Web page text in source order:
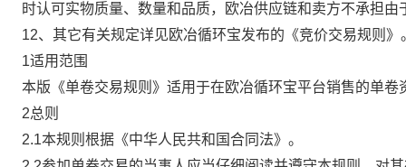
时认可实物质量、数量和品质，欧冶供应链和卖方不承担由
12、其它有关规定详见欧冶循环宝发布的《竞价交易规则》
1适用范围
本版《单卷交易规则》适用于在欧冶循环宝平台销售的单卷
2总则
2.1本规则根据《中华人民共和国合同法》。